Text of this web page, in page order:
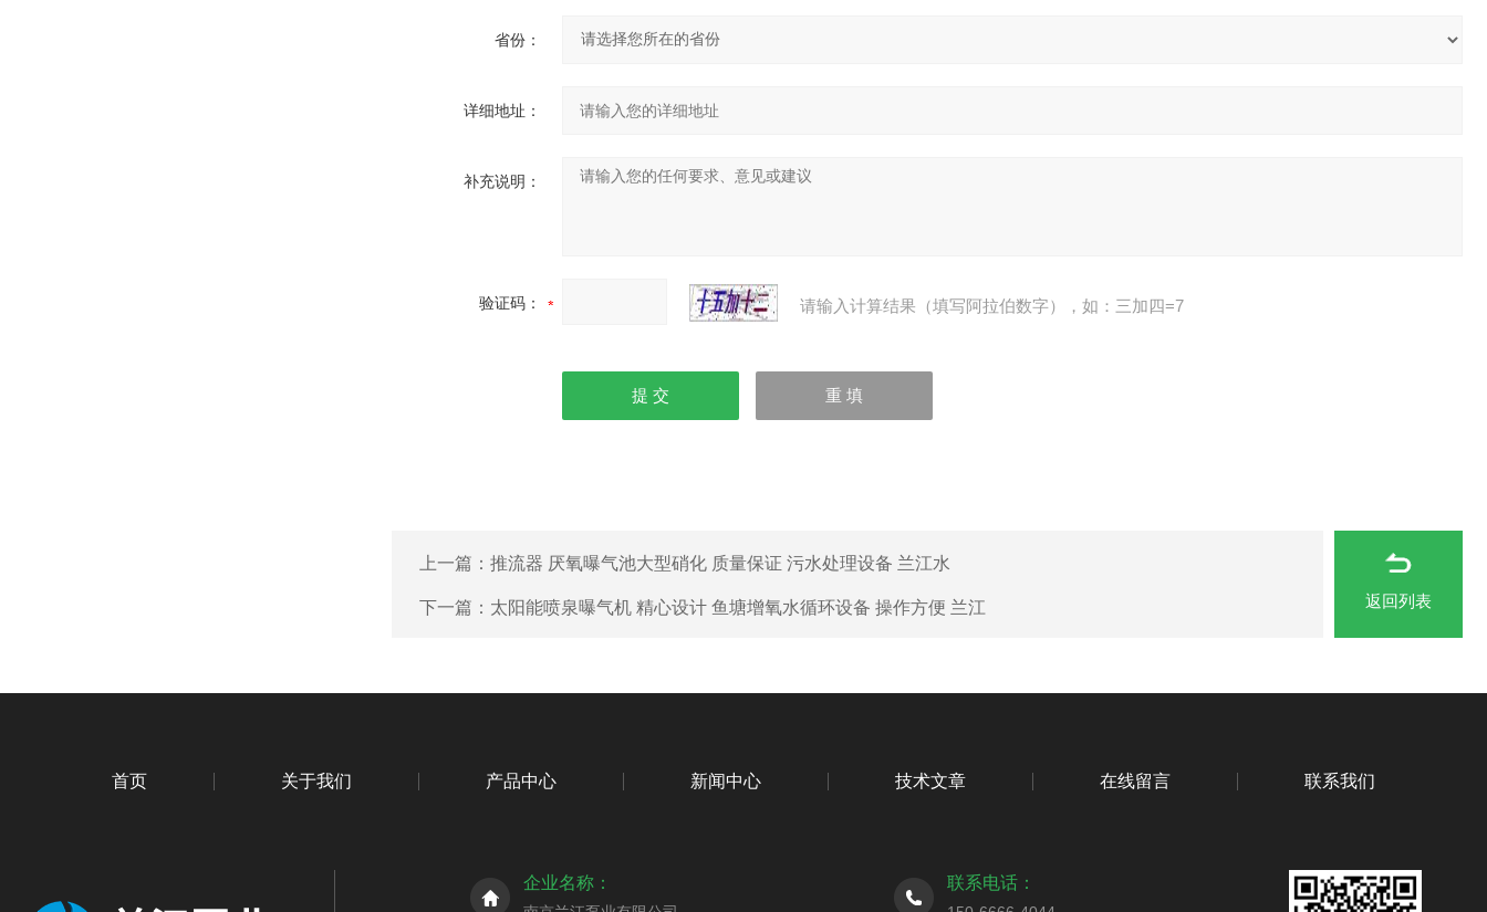
省份：
详细地址：
补充说明：
验证码： 请输入计算结果（填写阿拉伯数字），如：三加四=7
上一篇： 推流器 厌氧曝气池大型硝化 质量保证 污水处理设备 兰江水
下一篇： 太阳能喷泉曝气机 精心设计 鱼塘增氧水循环设备 操作方便 兰江 返回列表
首页 关于我们 产品中心 新闻中心 技术文章 在线留言 联系我们
企业名称： 联系电话：